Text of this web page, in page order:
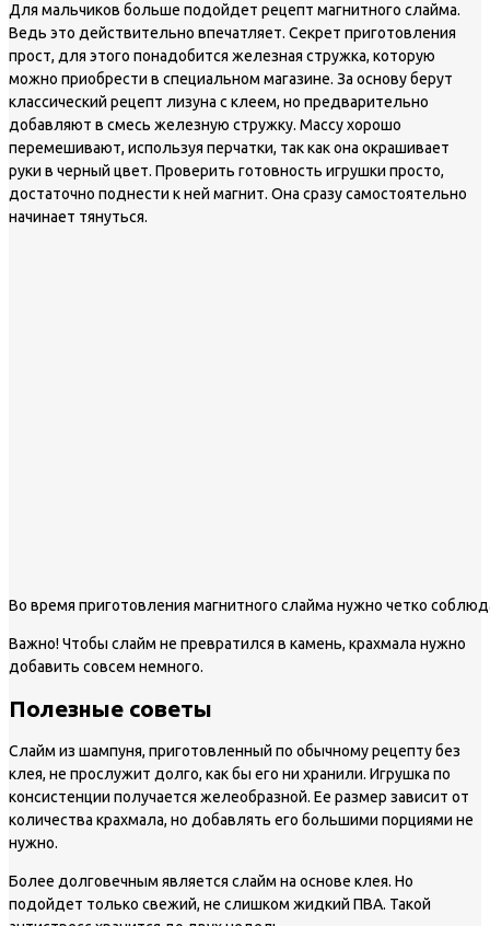
Для мальчиков больше подойдет рецепт магнитного слайма.
Ведь это действительно впечатляет. Секрет приготовления
прост, для этого понадобится железная стружка, которую
можно приобрести в специальном магазине. За основу берут
классический рецепт лизуна с клеем, но предварительно
добавляют в смесь железную стружку. Массу хорошо
перемешивают, используя перчатки, так как она окрашивает
руки в черный цвет. Проверить готовность игрушки просто,
достаточно поднести к ней магнит. Она сразу самостоятельно
начинает тянуться.
Во время приготовления магнитного слайма нужно четко
Важно!Чтобы слайм не превратился в камень, крахмала нужно
добавить совсем немного.
Полезные советы
Слайм из шампуня, приготовленный по обычному рецепту без
клея, не прослужит долго, как бы его ни хранили. Игрушка по
консистенции получается желеобразной. Ее размер зависит от
количества крахмала, но добавлять его большими порциями не
нужно.
Более долговечным является слайм на основе клея. Но
подойдет только свежий, не слишком жидкий ПВА. Такой